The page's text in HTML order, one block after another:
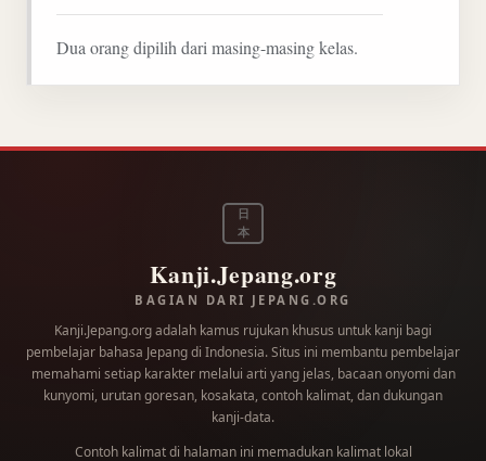
Dua orang dipilih dari masing-masing kelas.
日
本
Kanji.Jepang.org
BAGIAN DARI JEPANG.ORG
Kanji.Jepang.org adalah kamus rujukan khusus untuk kanji bagi
pembelajar bahasa Jepang di Indonesia. Situs ini membantu pembelajar
memahami setiap karakter melalui arti yang jelas, bacaan onyomi dan
kunyomi, urutan goresan, kosakata, contoh kalimat, dan dukungan
kanji-data.
Contoh kalimat di halaman ini memadukan kalimat lokal